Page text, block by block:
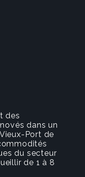
des
dans un
Port de
du secteur
de 1 à 8